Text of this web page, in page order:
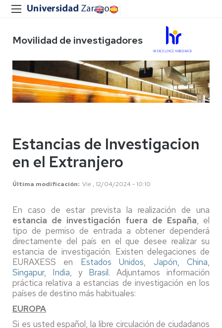
Movilidad de investigadores
Estancias de Investigacion
en el Extranjero
Última modificación Vie , 12/04/2024 - 10:10
En caso de estar prevista la realización de una
estancia de investigación fuera de España, el
tipo de permiso de entrada a obtener dependerá
directamente del país en el que desee realizar su
estancia de investigación. Existen delegaciones de
EURAXESS en Estados Unidos, Japón,China,
Singapur, India, y Brasil. Adjuntamos información
práctica relativa a estancias de investigación en los
países de destino más habituales:
EUROPA
Si es usted español, la libre circulación de ciudadanos